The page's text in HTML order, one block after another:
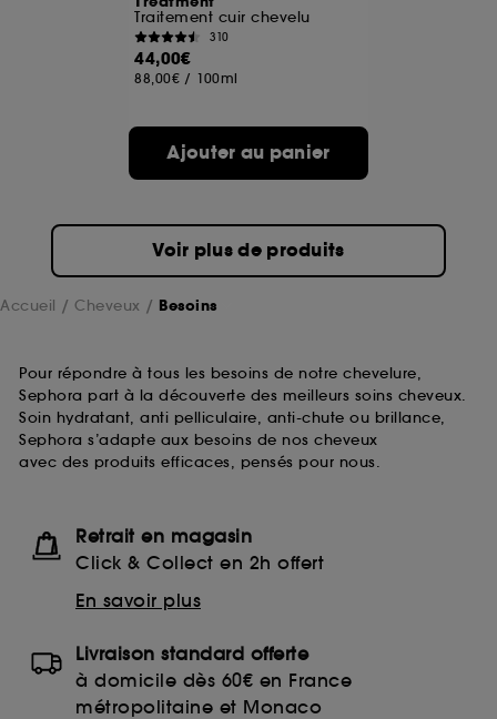
Traitement cuir chevelu
310
44,00€
88,00€ / 100ml
Ajouter au panier
Voir plus de produits
Accueil Cheveux Besoins
Pour répondre à tous les besoins de notre chevelure,
Sephora part à la découverte des meilleurs soins cheveux.
Soin hydratant, anti pelliculaire, anti-chute ou brillance,
Sephora s’adapte aux besoins de nos cheveux
avec des produits efficaces, pensés pour nous.
Retrait en magasin
Click & Collect en 2h offert
En savoir plus
Livraison standard offerte
à domicile dès 60€ en France
métropolitaine et Monaco